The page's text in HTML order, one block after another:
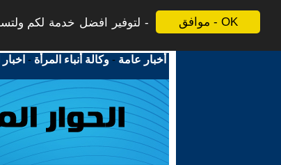
موافق - OK
لتوفير افضل خدمة لكم
أخبار عامة -وكالة أنباء المرأة -